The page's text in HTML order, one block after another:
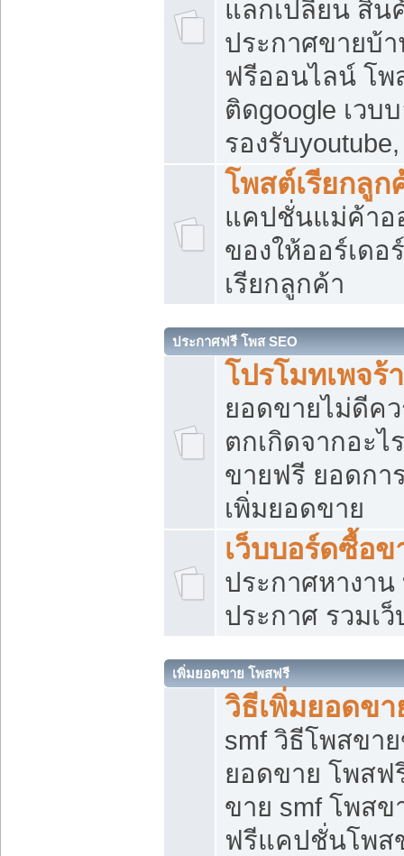
แลกเปลี่ยน สิน
ประกาศขายบ้
ฟรีออนไลน์ โพ
ติดgoogle เวบ
รองรับ
โพสต์เรียกลูก
แคปชั่นแม่ค้าอ
ของให้ออร์เดอ
เรียกลูกค้า
ประกาศฟรี โพส SEO
โปรโมทเพจร้
ยอดขายไม่ดีค
ตกเกิดจากอะไ
ขายฟรี ยอดกา
เพิ่มยอดขาย
เว็บบอร์ดซื้อข
ประกาศหางาน
ประกาศ รวมเ
เพิ่มยอดขาย โพสฟรี
วิธีเพิ่มยอดข
smf วิธีโพสขา
ยอดขาย โพสฟ
ขาย smf โพส
ฟรีแคปชั่นโพส